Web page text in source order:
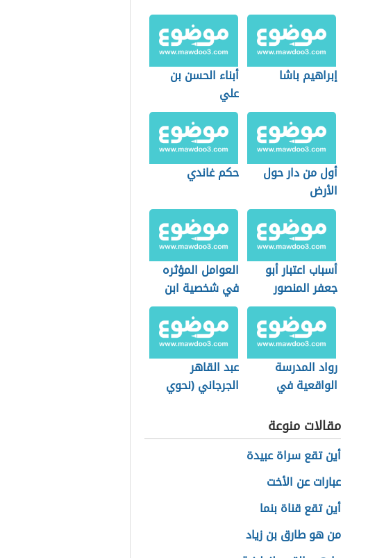
إبراهيم باشا
أبناء الحسن بن
علي
أول من دار حول
الأرض
حكم غاندي
أسباب اعتبار أبو
جعفر المنصور
المؤسس الحقيقي
للدولة العباسية
العوامل المؤثره
في شخصية ابن
الرومي
رواد المدرسة
الواقعية في
عبد القاهر
الجرجاني (نحوي
مقالات منوعة
أين تقع سراة عبيدة
عبارات عن الأخت
أين تقع قناة بنما
من هو طارق بن زياد